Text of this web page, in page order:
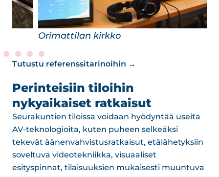
Orimattilan kirkko
Tutustu referenssitarinoihin →
Perinteisiin tiloihin
nykyaikaiset ratkaisut
Seurakuntien tiloissa voidaan hyödyntää useita
AV-teknologioita, kuten puheen selkeäksi
tekevät äänenvahvistusratkaisut, etälähetyksiin
soveltuva videotekniikka, visuaaliset
esityspinnat, tilaisuuksien mukaisesti muuntuva